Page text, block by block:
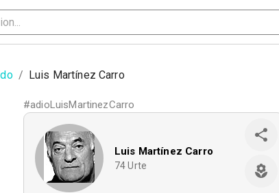
/ Luis Martínez Carro
#adioLuisMartinezCarro
Luis Martínez Carro
74 Urte